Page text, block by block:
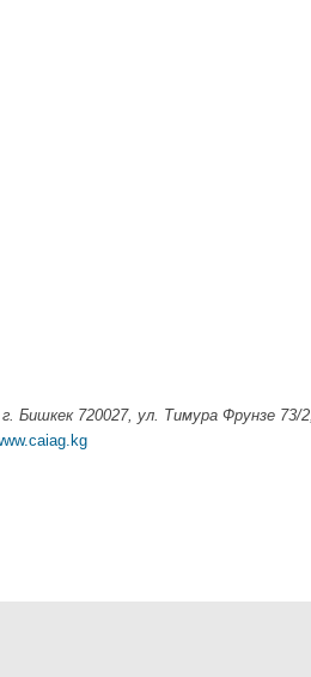
г. Бишкек 720027, ул. Тимура Фрунзе 73/2,